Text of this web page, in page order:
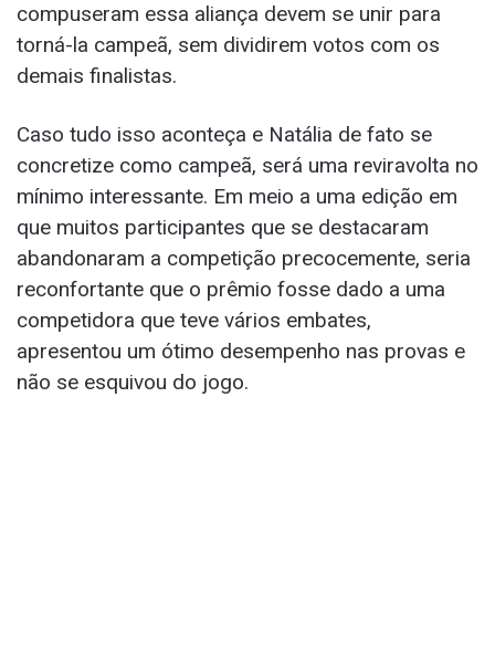
compuseram essa aliança devem se unir para
torná-la campeã, sem dividirem votos com os
demais finalistas.
Caso tudo isso aconteça e Natália de fato se
concretize como campeã, será uma reviravolta no
mínimo interessante. Em meio a uma edição em
que muitos participantes que se destacaram
abandonaram a competição precocemente, seria
reconfortante que o prêmio fosse dado a uma
competidora que teve vários embates,
apresentou um ótimo desempenho nas provas e
não se esquivou do jogo.